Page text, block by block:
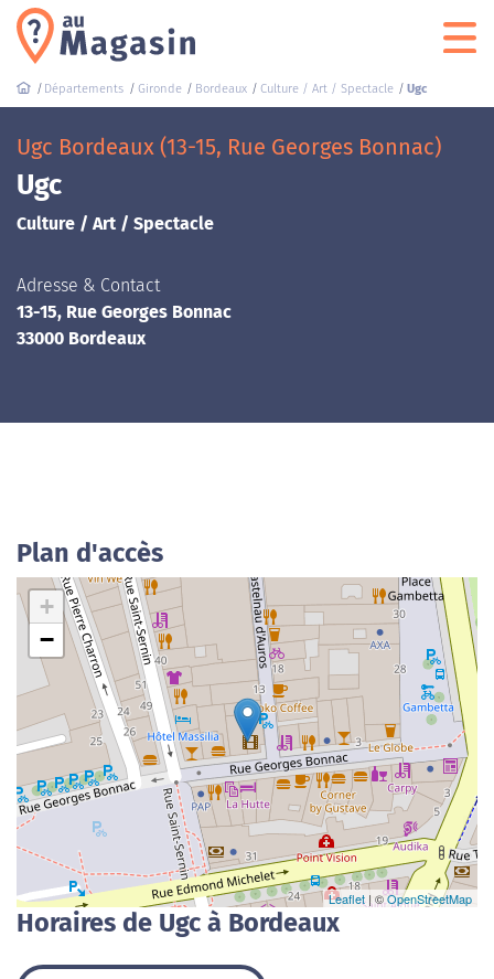
Départements Gironde Bordeaux Culture / Art / Spectacle Ugc
Ugc Bordeaux (13-15, Rue Georges Bonnac)
Ugc
Culture / Art / Spectacle
Adresse & Contact
13-15, Rue Georges Bonnac
33000 Bordeaux
Plan d'accès
+
−
Leaflet| ©OpenStreetMap
Horaires de Ugc à Bordeaux